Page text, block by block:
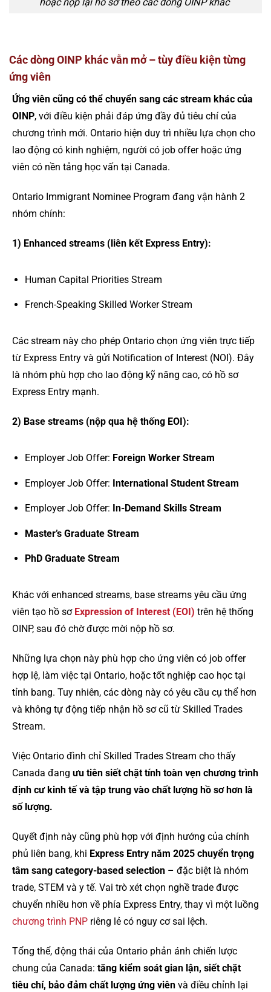
Các dòng OINP khác vẫn mở – tùy điều kiện từng
ứng viên
Ứng viên cũng có thể chuyển sang các stream khác của
OINP, với điều kiện phải đáp ứng đầy đủ tiêu chí của
chương trình mới. Ontario hiện duy trì nhiều lựa chọn cho
lao động có kinh nghiệm, người có job offer hoặc ứng
viên có nền tảng học vấn tại Canada.
Ontario Immigrant Nominee Program đang vận hành 2
nhóm chính:
1) Enhanced streams (liên kết Express Entry):
Human Capital Priorities Stream
French-Speaking Skilled Worker Stream
Các stream này cho phép Ontario chọn ứng viên trực tiếp
từ Express Entry và gửi Notification of Interest (NOI). Đây
là nhóm phù hợp cho lao động kỹ năng cao, có hồ sơ
Express Entry mạnh.
2) Base streams (nộp qua hệ thống EOI):
Employer Job Offer: Foreign Worker Stream
Employer Job Offer: International Student Stream
Employer Job Offer: In-Demand Skills Stream
Master’s Graduate Stream
PhD Graduate Stream
Khác với enhanced streams, base streams yêu cầu ứng
viên tạo hồ sơ Expression of Interest (EOI) trên hệ thống
OINP, sau đó chờ được mời nộp hồ sơ.
Những lựa chọn này phù hợp cho ứng viên có job offer
hợp lệ, làm việc tại Ontario, hoặc tốt nghiệp cao học tại
tỉnh bang. Tuy nhiên, các dòng này có yêu cầu cụ thể hơn
và không tự động tiếp nhận hồ sơ cũ từ Skilled Trades
Stream.
Việc Ontario đình chỉ Skilled Trades Stream cho thấy
Canada đang ưu tiên siết chặt tính toàn vẹn chương trình
định cư kinh tế và tập trung vào chất lượng hồ sơ hơn là
số lượng.
Quyết định này cũng phù hợp với định hướng của chính
phủ liên bang, khi Express Entry năm 2025 chuyển trọng
tâm sang category-based selection – đặc biệt là nhóm
trade, STEM và y tế. Vai trò xét chọn nghề trade được
chuyển nhiều hơn về phía Express Entry, thay vì một luồng
chương trình PNP riêng lẻ có nguy cơ sai lệch.
Tổng thể, động thái của Ontario phản ánh chiến lược
chung của Canada: tăng kiểm soát gian lận, siết chặt
tiêu chí, bảo đảm chất lượng ứng viên và điều chỉnh lại